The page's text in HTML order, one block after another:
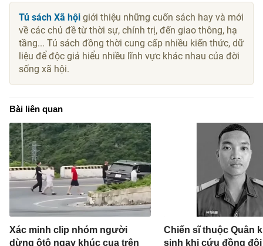
Tủ sách Xã hội giới thiệu những cuốn sách hay và mới
về các chủ đề từ thời sự, chính trị, đến giao thông, hạ
tầng... Tủ sách đồng thời cung cấp nhiều kiến thức, dữ
liệu để độc giả hiểu nhiều lĩnh vực khác nhau của đời
sống xã hội.
Bài liên quan
Xác minh clip nhóm người
dừng ôtô ngay khúc cua trên
Chiến sĩ thuộc Quân
sinh khi cứu đồng